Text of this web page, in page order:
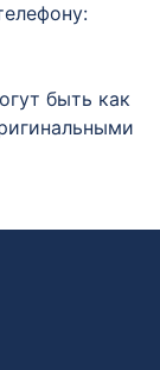
быть как